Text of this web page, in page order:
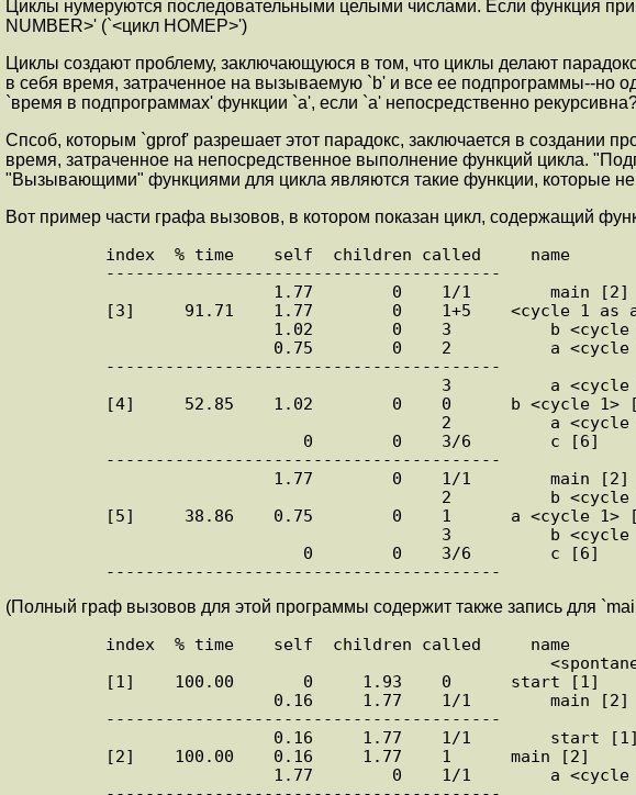
Циклы нумеруются последовательными целыми числами. Если функция
NUMBER>' (`<цикл НОМЕР>')
Циклы создают проблему, заключающуюся в том, что циклы делают
в себя время, затраченное на вызываемую `b' и все ее подпрограммы--но
`время в подпрограммах' функции `a', если `a' непосредственно
Спсоб, которым `gprof' разрешает этот парадокс, заключается в создании
время, затраченное на непосредственное выполнение функций цикла.
"Вызывающими" функциями для цикла являются такие функции, которые
Вот пример части графа вызовов, в котором показан цикл, содержащий
(Полный граф вызовов для этой программы содержит также запись для